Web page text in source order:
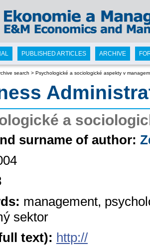
search > Psychologické a sociologické aspekty v
a
surname of author:
management,
sektor
text): http://
PUBLISHED ARTICLES ARCHIVE